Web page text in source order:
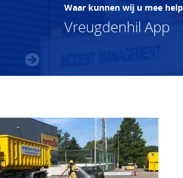
Waar kunnen wij u mee
Vreugdenhil App